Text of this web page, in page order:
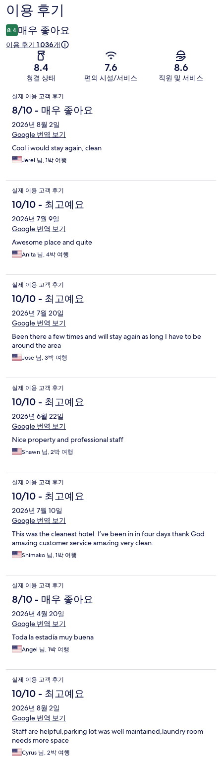
이
용
후
이용 후기
8.4 매우 좋아요
이용 후기 1,036개
8.4
청결 상태
7.6
편의 시설/서비스
8.6
직원 및 서비스
이
용
후
기
실제 이용 고객 후기
8/10 - 매우 좋아요
2026년 8월 2일
Google 번역 보기
Cool i would stay again, clean
Jerel 님, 1박 여행
실제 이용 고객 후기
10/10 - 최고예요
2026년 7월 9일
Google 번역 보기
Awesome place and quite
Anita 님, 4박 여행
실제 이용 고객 후기
10/10 - 최고예요
2026년 7월 20일
Google 번역 보기
Been there a few times and will stay again as long I have to be
around the area
Jose 님, 3박 여행
실제 이용 고객 후기
10/10 - 최고예요
2026년 6월 22일
Google 번역 보기
Nice property and professional staff
Shawn 님, 2박 여행
실제 이용 고객 후기
10/10 - 최고예요
2026년 7월 10일
Google 번역 보기
This was the cleanest hotel. I’ve been in in four days thank God
amazing customer service amazing very clean.
Shimako 님, 1박 여행
실제 이용 고객 후기
8/10 - 매우 좋아요
2026년 4월 20일
Google 번역 보기
Toda la estadía muy buena
Angel 님, 1박 여행
실제 이용 고객 후기
10/10 - 최고예요
2026년 8월 2일
Google 번역 보기
Staff are helpful,parking lot was well maintained,laundry room
needs more space
Cyrus 님, 2박 여행